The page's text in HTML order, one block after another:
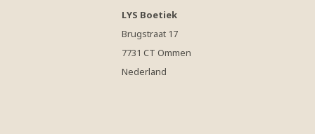
LYS Boetiek
Brugstraat 17
7731 CT Ommen
Nederland